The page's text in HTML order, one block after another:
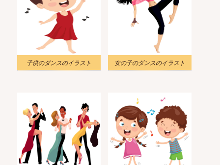
子供のダンスのイラスト 女の子のダンスのイラスト